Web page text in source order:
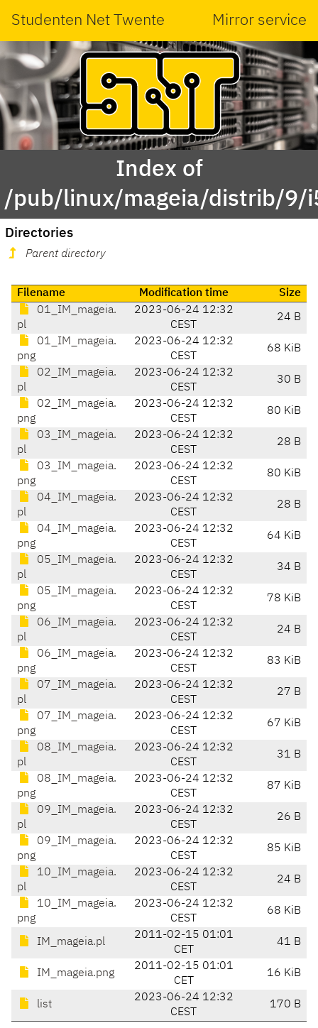
Studenten Net Twente Mirror service
Index of
/pub/linux/mageia/distrib/9/
Directories
Parent directory
Filename Modification time
Size
01_IM_mageia.
pl
2023-06-24 12:32
CEST
24 B
01_IM_mageia.
png
2023-06-24 12:32
CEST
68 KiB
02_IM_mageia.
pl
2023-06-24 12:32
CEST
30 B
02_IM_mageia.
png
2023-06-24 12:32
CEST
80 KiB
03_IM_mageia.
pl
2023-06-24 12:32
CEST
28 B
03_IM_mageia.
png
2023-06-24 12:32
CEST
80 KiB
04_IM_mageia.
pl
2023-06-24 12:32
CEST
28 B
04_IM_mageia.
png
2023-06-24 12:32
CEST
64 KiB
05_IM_mageia.
pl
2023-06-24 12:32
CEST
34 B
05_IM_mageia.
png
2023-06-24 12:32
CEST
78 KiB
06_IM_mageia.
pl
2023-06-24 12:32
CEST
24 B
06_IM_mageia.
png
2023-06-24 12:32
CEST
83 KiB
07_IM_mageia.
pl
2023-06-24 12:32
CEST
27 B
07_IM_mageia.
png
2023-06-24 12:32
CEST
67 KiB
08_IM_mageia.
pl
2023-06-24 12:32
CEST
31 B
08_IM_mageia.
png
2023-06-24 12:32
CEST
87 KiB
09_IM_mageia.
pl
2023-06-24 12:32
CEST
26 B
09_IM_mageia.
png
2023-06-24 12:32
CEST
85 KiB
10_IM_mageia.
pl
2023-06-24 12:32
CEST
24 B
10_IM_mageia.
png
2023-06-24 12:32
CEST
68 KiB
IM_mageia.pl
2011-02-15 01:01
CET
41 B
IM_mageia.png
2011-02-15 01:01
CET
16 KiB
list
2023-06-24 12:32
CEST
170 B